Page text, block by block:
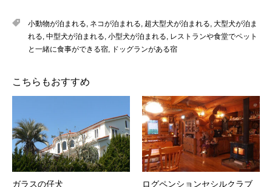
小動物が泊まれる, ネコが泊まれる, 超大型犬が泊まれる, 大型犬が泊ま
れる, 中型犬が泊まれる, 小型犬が泊まれる, レストランや食堂でペット
と一緒に食事ができる宿, ドッグランがある宿
こちらもおすすめ
ガラスの仔犬 ログペンションセシルクラブ